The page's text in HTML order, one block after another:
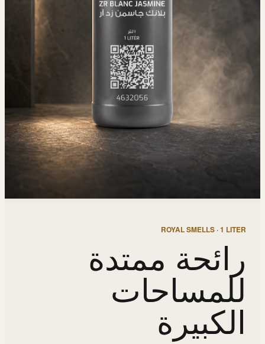
ROYAL SMELLS · 1 LITER
رائحة ممتدة
للمساحات
الكبيرة